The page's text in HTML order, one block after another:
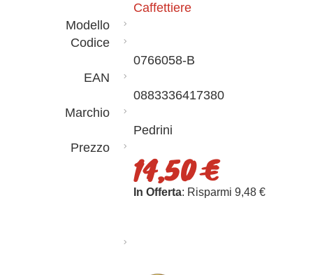
Caffettiere
Modello
Codice
0766058-B
EAN
0883336417380
Marchio
Pedrini
Prezzo
14,50 €
In Offerta: Risparmi 9,48 €